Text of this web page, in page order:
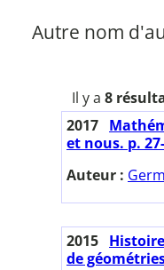
Autre nom
Il y a 8
2017
et nous. p.
Auteur :
2015
de